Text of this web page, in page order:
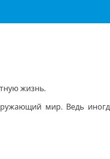
жизнь.
мир. Ведь